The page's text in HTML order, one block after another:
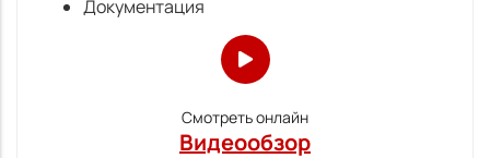
Документация
Смотреть онлайн
Видеообзор